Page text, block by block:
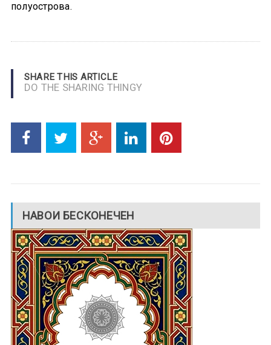
полуострова.
SHARE THIS ARTICLE
DO THE SHARING THINGY
НАВОИ БЕСКОНЕЧЕН